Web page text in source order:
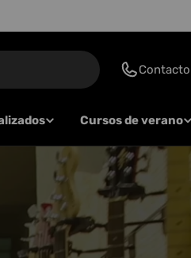
Contacto
Cursos de verano